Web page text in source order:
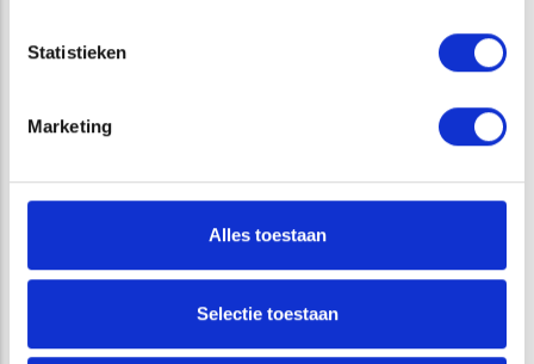
Statistieken
Marketing
Alles toestaan
Selectie toestaan
Heeft u vragen over de (inzet van de) kreeftengoot? Neem